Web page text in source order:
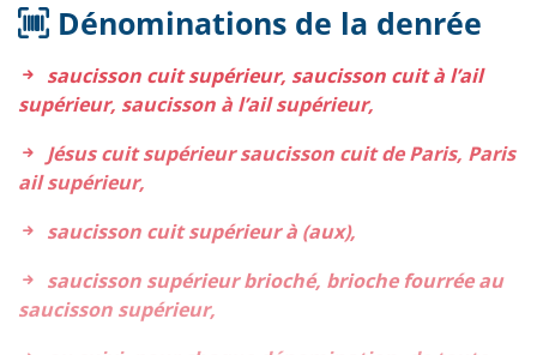
Dénominations de la denrée
saucisson cuit supérieur, saucisson cuit à l’ail
supérieur, saucisson à l’ail supérieur,
Jésus cuit supérieur saucisson cuit de Paris, Paris
ail supérieur,
saucisson cuit supérieur à (aux),
saucisson supérieur brioché, brioche fourrée au
saucisson supérieur,